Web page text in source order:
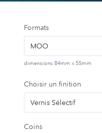
Formats
MOO
dimensions 84mm x 55mm
Choisir un finition
Vernis Sélectif
Coins